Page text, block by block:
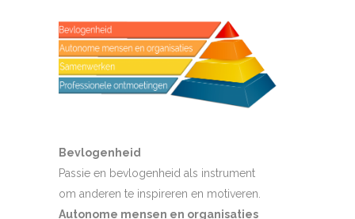
Bevlogenheid
Passie en bevlogenheid als instrument
om anderen te inspireren en motiveren.
Autonome mensen en organisaties